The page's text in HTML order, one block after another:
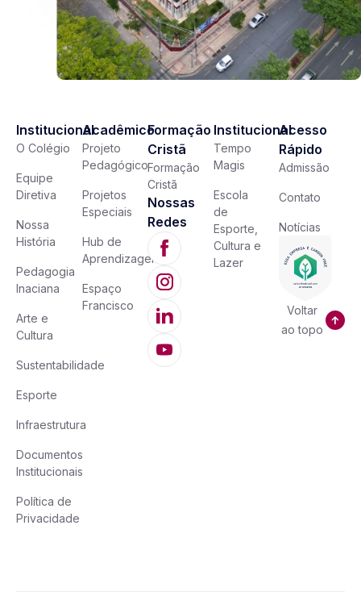
Institucional
O Colégio
Equipe
Diretiva
Nossa
História
Pedagogia
Inaciana
Arte e
Cultura
Sustentabilidade
Esporte
Infraestrutura
Documentos
Institucionais
Política de
Privacidade
Acadêmico
Projeto
Pedagógico
Projetos
Especiais
Hub de
Aprendizagem
Espaço
Francisco
Formação
Cristã
Formação
Cristã
Nossas
Redes
Institucional
Tempo
Magis
Escola
de
Esporte,
Cultura e
Lazer
Acesso
Rápido
Admissão
Contato
Notícias
Voltar
ao topo